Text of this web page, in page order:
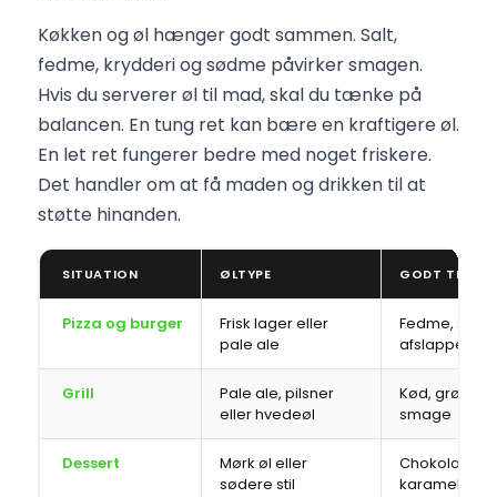
Køkken og øl hænger godt sammen. Salt,
fedme, krydderi og sødme påvirker smagen.
Hvis du serverer øl til mad, skal du tænke på
balancen. En tung ret kan bære en kraftigere øl.
En let ret fungerer bedre med noget friskere.
Det handler om at få maden og drikken til at
støtte hinanden.
SITUATION ØLTYPE GODT TIL
Pizza og burger
Frisk lager eller
pale ale
Fedme, salt
afslappet
Grill
Pale ale, pilsner
eller hvedeøl
Kød, grønt
smage
Dessert
Mørk øl eller
sødere stil
Chokolade,